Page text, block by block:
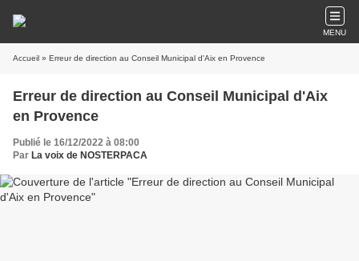
MENU
Accueil » Erreur de direction au Conseil Municipal d'Aix en Provence
Erreur de direction au Conseil Municipal d'Aix
en Provence
Publié le 16/12/2022 à 08:00
Par La voix de NOSTERPACA